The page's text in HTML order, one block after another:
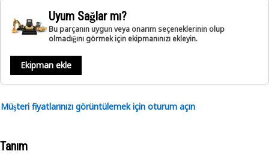
Uyum Sağlar mı?
Bu parçanın uygun veya onarım seçeneklerinin olup
olmadığını görmek için ekipmanınızı ekleyin.
Ekipman ekle
Müşteri fiyatlarınızı görüntülemek için oturum açın
Tanım